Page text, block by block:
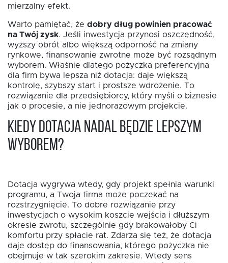
mierzalny efekt.
Warto pamiętać, że dobry dług powinien pracować
na Twój zysk. Jeśli inwestycja przynosi oszczędność,
wyższy obrót albo większą odporność na zmiany
rynkowe, finansowanie zwrotne może być rozsądnym
wyborem. Właśnie dlatego pożyczka preferencyjna
dla firm bywa lepsza niż dotacja: daje większą
kontrolę, szybszy start i prostsze wdrożenie. To
rozwiązanie dla przedsiębiorcy, który myśli o biznesie
jak o procesie, a nie jednorazowym projekcie.
Kiedy dotacja nadal będzie lepszym
wyborem?
Dotacja wygrywa wtedy, gdy projekt spełnia warunki
programu, a Twoja firma może poczekać na
rozstrzygnięcie. To dobre rozwiązanie przy
inwestycjach o wysokim koszcie wejścia i dłuższym
okresie zwrotu, szczególnie gdy brakowałoby Ci
komfortu przy spłacie rat. Zdarza się też, że dotacja
daje dostęp do finansowania, którego pożyczka nie
obejmuje w tak szerokim zakresie. Wtedy sens